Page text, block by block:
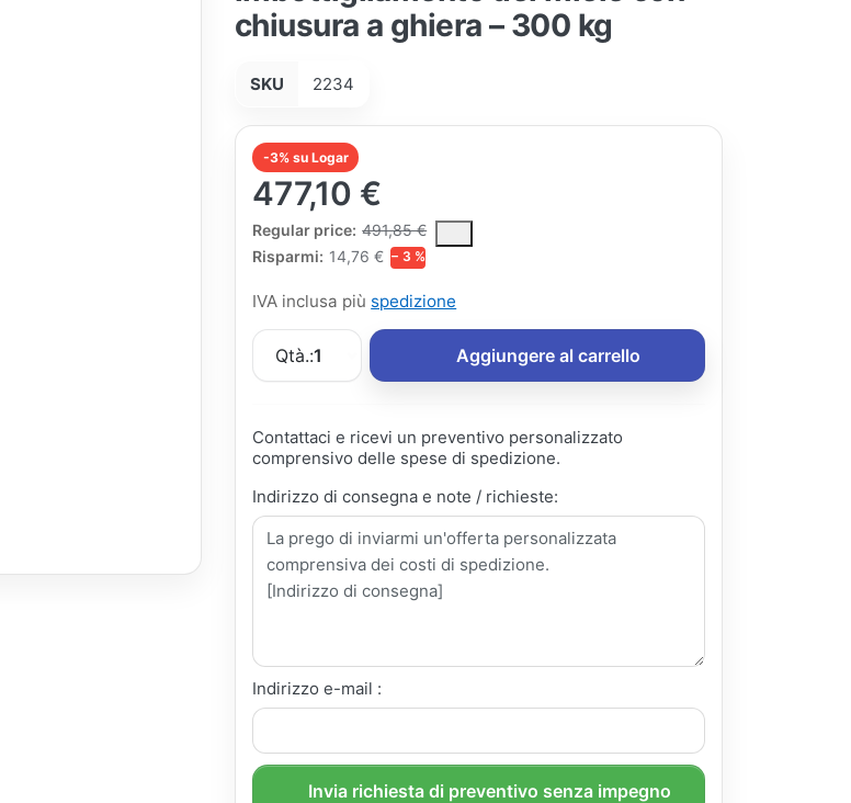
chiusura a ghiera – 300 kg
SKU 2234
-3% su Logar
477,10 €
Regular price: 491,85 €
The Regular Price is the median selling price paid by customers for a product,
Risparmi: 14,76 € − 3 %
IVA inclusa più spedizione
Qtà.:1 Aggiungere al carrello
Contattaci e ricevi un preventivo personalizzato
comprensivo delle spese di spedizione.
Indirizzo di consegna e note / richieste:
Indirizzo e-mail :
Invia richiesta di preventivo senza impegno